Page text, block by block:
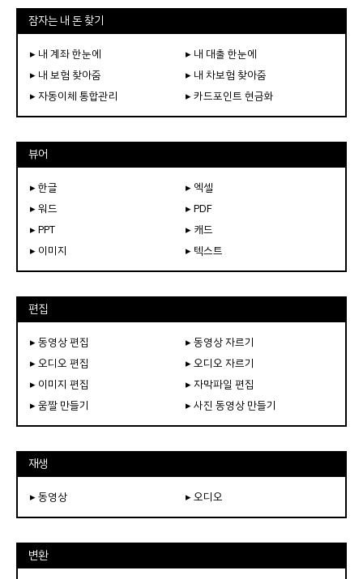
잠자는 내 돈 찾기
▸ 내 계좌 한눈에
▸ 내 대출 한눈에
▸ 내 보험 찾아줌
▸ 내 차보험 찾아줌
▸ 자동이체 통합관리
▸ 카드포인트 현금화
뷰어
▸ 한글
▸ 엑셀
▸ 워드
▸ PDF
▸ PPT
▸ 캐드
▸ 이미지
▸ 텍스트
편집
▸ 동영상 편집
▸ 동영상 자르기
▸ 오디오 편집
▸ 오디오 자르기
▸ 이미지 편집
▸ 자막파일 편집
▸ 움짤 만들기
▸ 사진 동영상 만들기
재생
▸ 동영상 ▸ 오디오
변환